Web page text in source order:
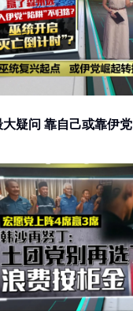
疑问 靠自己或靠伊党